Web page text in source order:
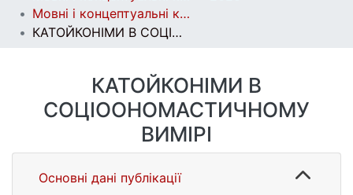
Мовні і концептуальні картини світу. Вип. 1 (67)
КАТОЙКОНІМИ В СОЦІООНОМАСТИЧНОМУ ВИМІРІ
КАТОЙКОНІМИ В
СОЦІООНОМАСТИЧНОМУ
ВИМІРІ
Основні дані публікації